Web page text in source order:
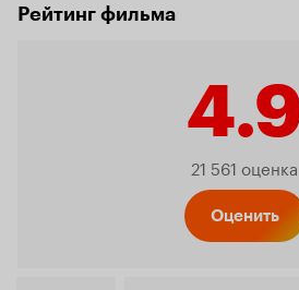
Рейтинг фильма
21 561 оценка
Оценить